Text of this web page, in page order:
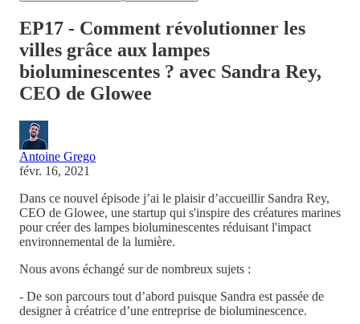
EP17 - Comment révolutionner les
villes grâce aux lampes
bioluminescentes ? avec Sandra Rey,
CEO de Glowee
Antoine Grego
févr. 16, 2021
Dans ce nouvel épisode j’ai le plaisir d’accueillir Sandra Rey,
CEO de Glowee, une startup qui s'inspire des créatures marines
pour créer des lampes bioluminescentes réduisant l'impact
environnemental de la lumière.
Nous avons échangé sur de nombreux sujets :
- De son parcours tout d’abord puisque Sandra est passée de
designer à créatrice d’une entreprise de bioluminescence.